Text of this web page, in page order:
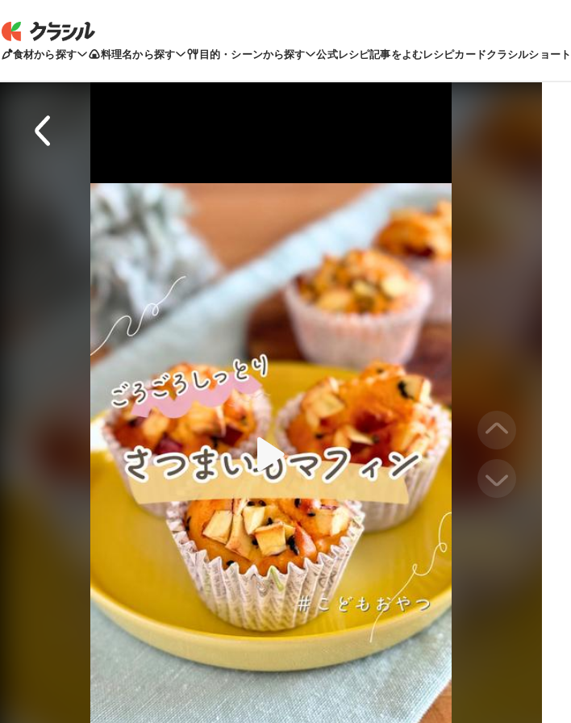
食材から探す 料理名から探す 目的・シーンから探す 公式レシピ記事をよむレシピカードクラシルショート